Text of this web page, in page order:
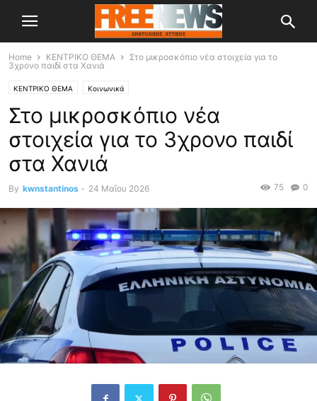
Home ΚΕΝΤΡΙΚΟ ΘΕΜΑ
Στο μικροσκόπιο νέα στοιχεία για το
3χρονο παιδί στα Χανιά
ΚΕΝΤΡΙΚΟ ΘΕΜΑ Κοινωνικά
Στο μικροσκόπιο νέα
στοιχεία για το 3χρονο παιδί
στα Χανιά
By kwnstantinos - 24 Μαΐου 2026 0
75